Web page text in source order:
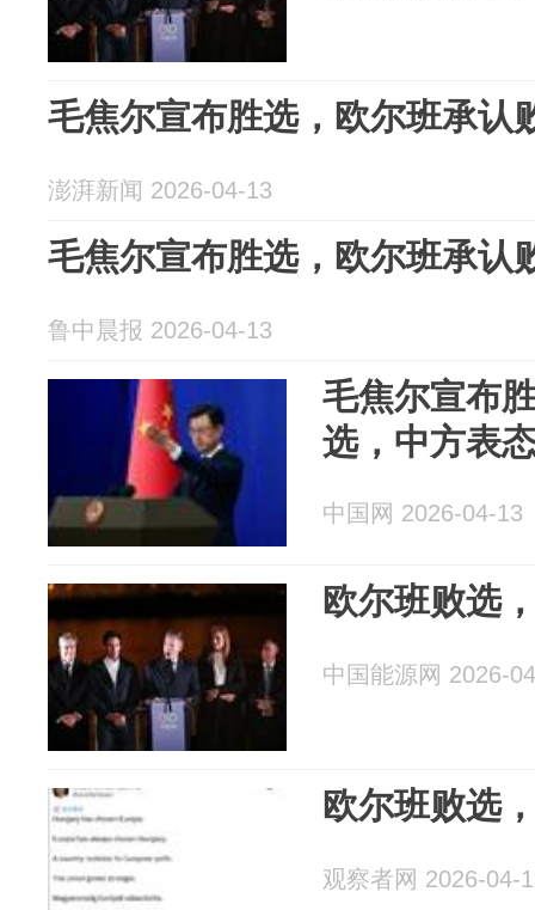
毛焦尔宣布胜选，欧尔班承认
澎湃新闻 2026-04-13
毛焦尔宣布胜选，欧尔班承认
鲁中晨报 2026-04-13
毛焦尔宣布
选，中方表
中国网 2026-04-13
欧尔班败选
中国能源网 2026-
欧尔班败选
观察者网 2026-04-